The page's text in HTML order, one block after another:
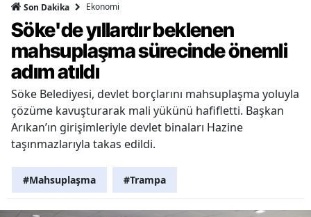
Son Dakika Ekonomi
Söke'de yıllardır beklenen
mahsuplaşma sürecinde önemli
adım atıldı
Söke Belediyesi, devlet borçlarını mahsuplaşma yoluyla
çözüme kavuşturarak mali yükünü hafifletti. Başkan
Arıkan’ın girişimleriyle devlet binaları Hazine
taşınmazlarıyla takas edildi.
#Mahsuplaşma #Trampa